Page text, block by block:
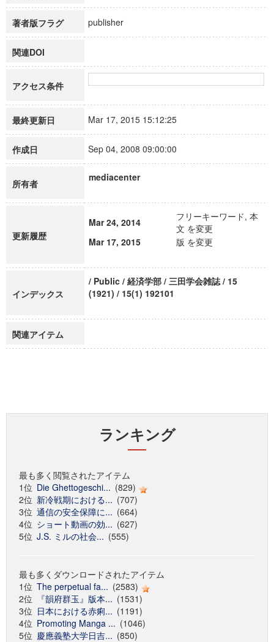
著者版フラグ publisher
関連DOI
アクセス条件
最終更新日 Mar 17, 2015 15:12:25
作成日 Sep 04, 2008 09:00:00
所有者
mediacenter
更新履歴
Mar 24, 2014
フリーキーワード, 本
文 を変更
Mar 17, 2015
版 を変更
インデックス
/ Public / 経済学部 / 三田学会雑誌 / 15
(1921) / 15(1) 192101
関連アイテム
ランキング
最も多く閲覧されたアイテム
1位 Die Ghettogeschi... (829)
2位 新冷戦期における... (707)
3位 通信の安全保障に... (664)
4位 ショート動画の効... (627)
5位 J.S. ミルの社会... (555)
最も多くダウンロードされたアイテム
1位 The perpetual fa... (2583)
2位
『韻府群玉』版本... (1531)
3位 日本における赤痢... (1191)
4位 Promoting Manga ... (1046)
5位 慶應義塾大学日吉... (850)